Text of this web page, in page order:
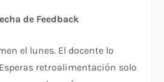
de Feedback
el lunes. El docente lo
retroalimentación solo